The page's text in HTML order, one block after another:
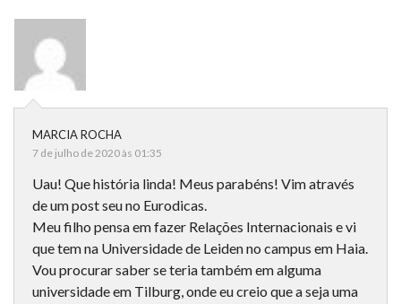
MARCIA ROCHA
7 de julho de 2020 às 01:35
Uau! Que história linda! Meus parabéns! Vim através
de um post seu no Eurodicas.
Meu filho pensa em fazer Relações Internacionais e vi
que tem na Universidade de Leiden no campus em Haia.
Vou procurar saber se teria também em alguma
universidade em Tilburg, onde eu creio que a seja uma